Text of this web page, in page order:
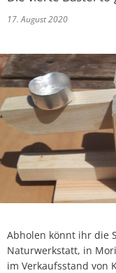
Schiedsamt
Wahlen
Informationen über
Essen & Trinken
Sehenswürdigkeiten
Disc Golf Parcours
Boulebahnen am
Flaakebad
Soziales &
Veranstaltungen
Baulückenkataster
Bauleitpläne im
wirksame
Ver- und Entsorgung
Umwelt
Immobilien/
Kriterienkatalog
Kinderbetreuung
Schulen
17. August 2020
Abholen könnt ihr die
Naturwerkstatt, in
im Verkaufsstand von